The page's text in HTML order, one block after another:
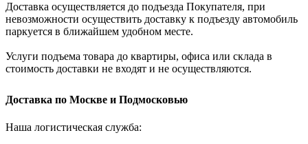
Доставка осуществляется до подъезда Покупателя, при
невозможности осуществить доставку к подъезду автомобиль
паркуется в ближайшем удобном месте.
Услуги подъема товара до квартиры, офиса или склада в
стоимость доставки не входят и не осуществляются.
Доставка по Москве и Подмосковью
Наша логистическая служба: